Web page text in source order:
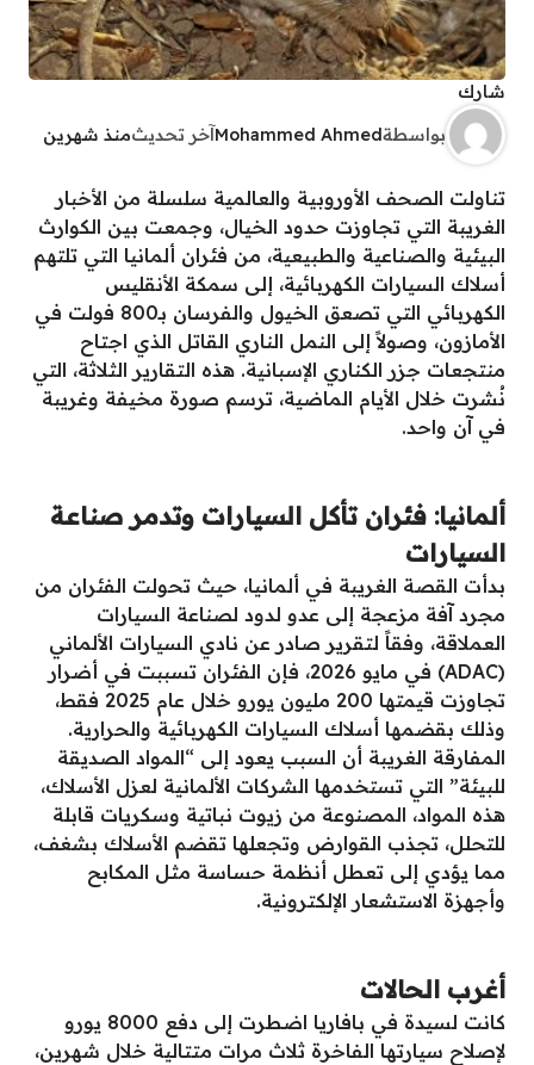
شارك
بواسطةMohammed Ahmedآخر تحديثمنذ شهرين
تناولت الصحف الأوروبية والعالمية سلسلة من الأخبار
الغريبة التي تجاوزت حدود الخيال، وجمعت بين الكوارث
البيئية والصناعية والطبيعية، من فئران ألمانيا التي تلتهم
أسلاك السيارات الكهربائية، إلى سمكة الأنقليس
الكهربائي التي تصعق الخيول والفرسان بـ800 فولت في
الأمازون، وصولاً إلى النمل الناري القاتل الذي اجتاح
منتجعات جزر الكناري الإسبانية. هذه التقارير الثلاثة، التي
نُشرت خلال الأيام الماضية، ترسم صورة مخيفة وغريبة
في آن واحد.
ألمانيا: فئران تأكل السيارات وتدمر صناعة
السيارات
بدأت القصة الغريبة في ألمانيا، حيث تحولت الفئران من
مجرد آفة مزعجة إلى عدو لدود لصناعة السيارات
العملاقة، وفقاً لتقرير صادر عن نادي السيارات الألماني
(ADAC) في مايو 2026، فإن الفئران تسببت في أضرار
تجاوزت قيمتها 200 مليون يورو خلال عام 2025 فقط،
وذلك بقضمها أسلاك السيارات الكهربائية والحرارية.
المفارقة الغريبة أن السبب يعود إلى “المواد الصديقة
للبيئة” التي تستخدمها الشركات الألمانية لعزل الأسلاك،
هذه المواد، المصنوعة من زيوت نباتية وسكريات قابلة
للتحلل، تجذب القوارض وتجعلها تقضم الأسلاك بشغف،
مما يؤدي إلى تعطل أنظمة حساسة مثل المكابح
وأجهزة الاستشعار الإلكترونية.
أغرب الحالات
كانت لسيدة في بافاريا اضطرت إلى دفع 8000 يورو
لإصلاح سيارتها الفاخرة ثلاث مرات متتالية خلال شهرين،